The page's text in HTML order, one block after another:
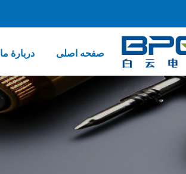
صفحه اصلی دربارهٔ ما